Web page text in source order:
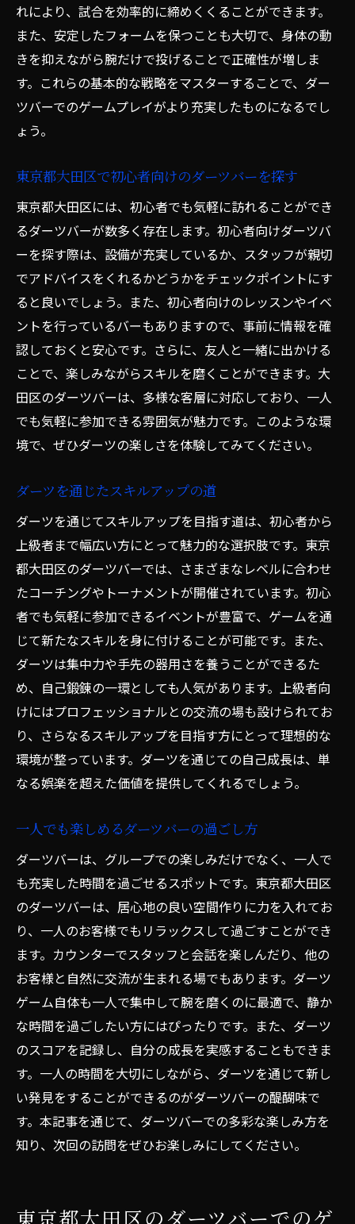
れにより、試合を効率的に締めくくることができます。
また、安定したフォームを保つことも大切で、身体の動
きを抑えながら腕だけで投げることで正確性が増しま
す。これらの基本的な戦略をマスターすることで、ダー
ツバーでのゲームプレイがより充実したものになるでし
ょう。
東京都大田区で初心者向けのダーツバーを探す
東京都大田区には、初心者でも気軽に訪れることができ
るダーツバーが数多く存在します。初心者向けダーツバ
ーを探す際は、設備が充実しているか、スタッフが親切
でアドバイスをくれるかどうかをチェックポイントにす
ると良いでしょう。また、初心者向けのレッスンやイベ
ントを行っているバーもありますので、事前に情報を確
認しておくと安心です。さらに、友人と一緒に出かける
ことで、楽しみながらスキルを磨くことができます。大
田区のダーツバーは、多様な客層に対応しており、一人
でも気軽に参加できる雰囲気が魅力です。このような環
境で、ぜひダーツの楽しさを体験してみてください。
ダーツを通じたスキルアップの道
ダーツを通じてスキルアップを目指す道は、初心者から
上級者まで幅広い方にとって魅力的な選択肢です。東京
都大田区のダーツバーでは、さまざまなレベルに合わせ
たコーチングやトーナメントが開催されています。初心
者でも気軽に参加できるイベントが豊富で、ゲームを通
じて新たなスキルを身に付けることが可能です。また、
ダーツは集中力や手先の器用さを養うことができるた
め、自己鍛錬の一環としても人気があります。上級者向
けにはプロフェッショナルとの交流の場も設けられてお
り、さらなるスキルアップを目指す方にとって理想的な
環境が整っています。ダーツを通じての自己成長は、単
なる娯楽を超えた価値を提供してくれるでしょう。
一人でも楽しめるダーツバーの過ごし方
ダーツバーは、グループでの楽しみだけでなく、一人で
も充実した時間を過ごせるスポットです。東京都大田区
のダーツバーは、居心地の良い空間作りに力を入れてお
り、一人のお客様でもリラックスして過ごすことができ
ます。カウンターでスタッフと会話を楽しんだり、他の
お客様と自然に交流が生まれる場でもあります。ダーツ
ゲーム自体も一人で集中して腕を磨くのに最適で、静か
な時間を過ごしたい方にはぴったりです。また、ダーツ
のスコアを記録し、自分の成長を実感することもできま
す。一人の時間を大切にしながら、ダーツを通じて新し
い発見をすることができるのがダーツバーの醍醐味で
す。本記事を通じて、ダーツバーでの多彩な楽しみ方を
知り、次回の訪問をぜひお楽しみにしてください。
東京都大田区のダーツバーでのゲ